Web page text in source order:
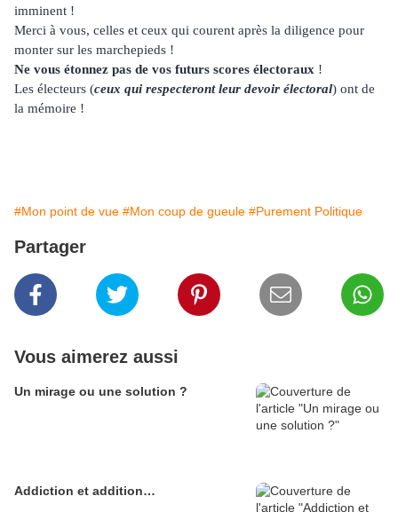
imminent !
Merci à vous, celles et ceux qui courent après la diligence pour
monter sur les marchepieds !
Ne vous étonnez pas de vos futurs scores électoraux !
Les électeurs (ceux qui respecteront leur devoir électoral) ont de
la mémoire !
#Mon point de vue #Mon coup de gueule #Purement Politique
Partager
Vous aimerez aussi
Un mirage ou une solution ?
Addiction et addition…